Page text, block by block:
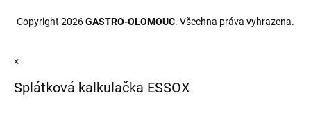
Copyright 2026GASTRO-OLOMOUC. Všechna práva vyhrazena.
×
Splátková kalkulačka ESSOX